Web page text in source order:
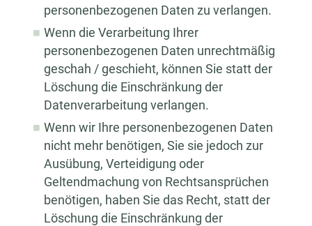
personenbezogenen Daten zu verlangen.
Wenn die Verarbeitung Ihrer
personenbezogenen Daten unrechtmäßig
geschah / geschieht, können Sie statt der
Löschung die Einschränkung der
Datenverarbeitung verlangen.
Wenn wir Ihre personenbezogenen Daten
nicht mehr benötigen, Sie sie jedoch zur
Ausübung, Verteidigung oder
Geltendmachung von Rechtsansprüchen
benötigen, haben Sie das Recht, statt der
Löschung die Einschränkung der